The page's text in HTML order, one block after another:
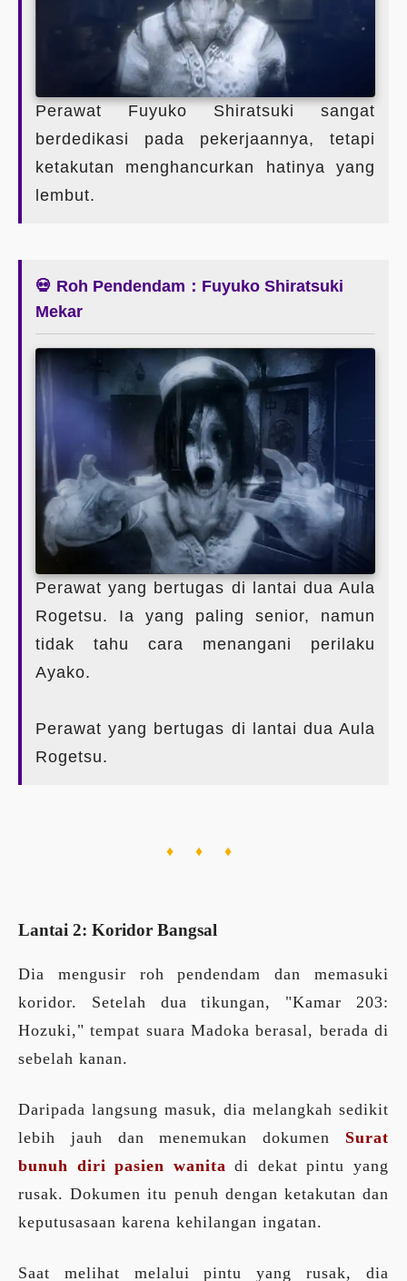
Perawat Fuyuko Shiratsuki sangat
berdedikasi pada pekerjaannya, tetapi
ketakutan menghancurkan hatinya yang
lembut.
💀 Roh Pendendam：Fuyuko Shiratsuki
Mekar
Perawat yang bertugas di lantai dua Aula
Rogetsu. Ia yang paling senior, namun
tidak tahu cara menangani perilaku
Ayako.
Perawat yang bertugas di lantai dua Aula
Rogetsu.
♦ ♦ ♦
Lantai 2: Koridor Bangsal
Dia mengusir roh pendendam dan memasuki
koridor. Setelah dua tikungan, "Kamar 203:
Hozuki," tempat suara Madoka berasal, berada di
sebelah kanan.
Daripada langsung masuk, dia melangkah sedikit
lebih jauh dan menemukan dokumen Surat
bunuh diri pasien wanita di dekat pintu yang
rusak. Dokumen itu penuh dengan ketakutan dan
keputusasaan karena kehilangan ingatan.
Saat melihat melalui pintu yang rusak, dia